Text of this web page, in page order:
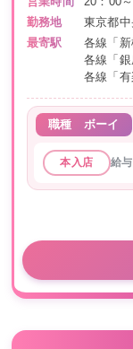
勤務地
東京都
最寄駅
各線「
各線「
各線「
職種 ボーイ
本入店 給与